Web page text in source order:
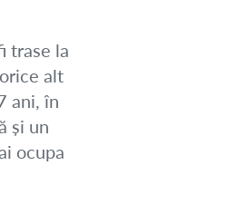
trase la
alt
ani, în
și un
ocupa